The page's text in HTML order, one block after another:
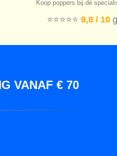
Koop poppers bij dé
⭐️⭐️⭐️⭐️⭐️ 9,8 / 10
VANAF € 70